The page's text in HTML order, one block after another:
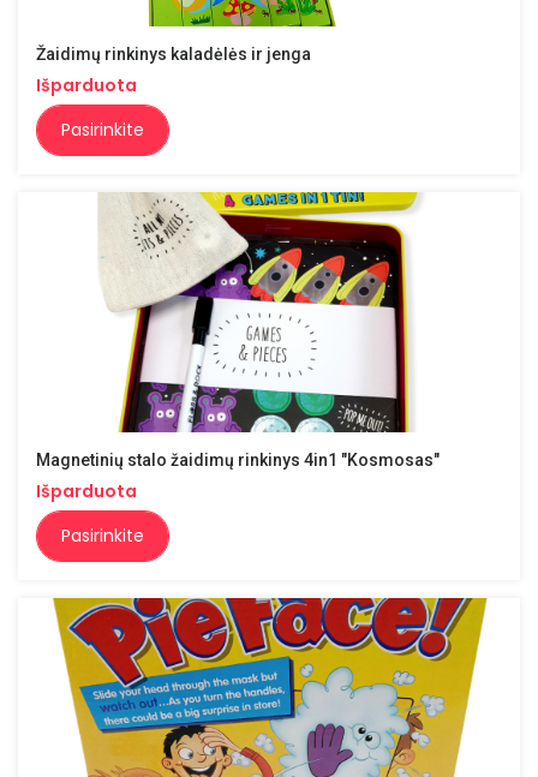
Žaidimų rinkinys kaladėlės ir jenga
Išparduota
Pasirinkite
Magnetinių stalo žaidimų rinkinys 4in1 "Kosmosas"
Išparduota
Pasirinkite